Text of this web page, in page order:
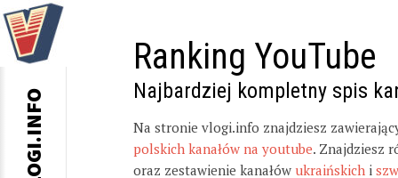
Ranking YouTube
Najbardziej kompletny spis
Na stronie vlogi.info znajdziesz
polskich kanałów na youtube. Znajdziesz
oraz zestawienie kanałów ukraińskich i
VLOGI.INFO